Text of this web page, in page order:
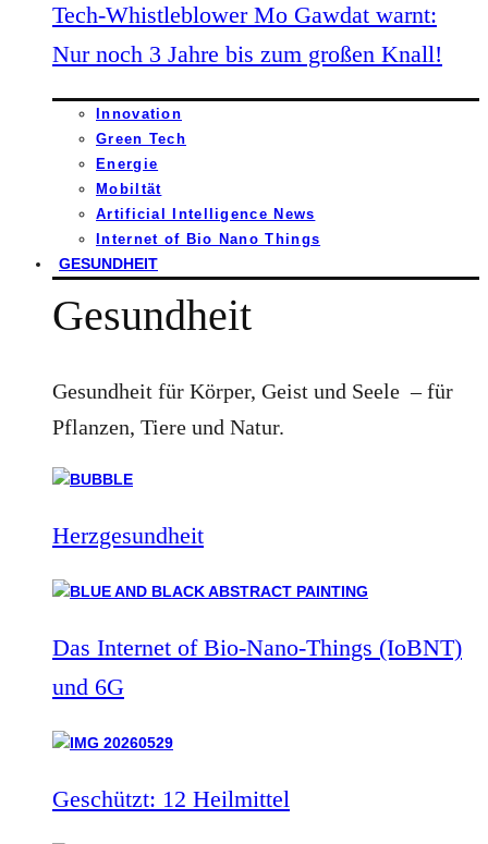
Tech-Whistleblower Mo Gawdat warnt:
Nur noch 3 Jahre bis zum großen Knall!
Innovation
Green Tech
Energie
Mobiltät
Artificial Intelligence News
Internet of Bio Nano Things
GESUNDHEIT
Gesundheit
Gesundheit für Körper, Geist und Seele – für
Pflanzen, Tiere und Natur.
Herzgesundheit
Das Internet of Bio-Nano-Things (IoBNT)
und 6G
Geschützt: 12 Heilmittel